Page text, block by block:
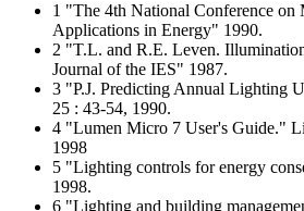
1 "The 4th National Conference on
Applications in Energy" 1990.
2 "T.L. and R.E. Leven.
Journal of the IES" 1987.
3 "P.J. Predicting Annual Lighting
25 : 43-54, 1990.
4 "Lumen Micro 7 User's Guide."
1998
5 "Lighting controls for energy
1998.
6 "Lighting and building